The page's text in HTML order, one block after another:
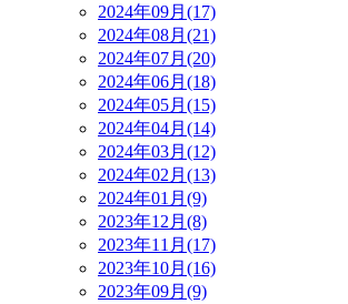
2024年09月(17)
2024年08月(21)
2024年07月(20)
2024年06月(18)
2024年05月(15)
2024年04月(14)
2024年03月(12)
2024年02月(13)
2024年01月(9)
2023年12月(8)
2023年11月(17)
2023年10月(16)
2023年09月(9)